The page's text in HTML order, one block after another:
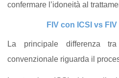
confermare l’idoneità al
FIV con ICSI vs
La principale differenza
convenzionale riguarda il